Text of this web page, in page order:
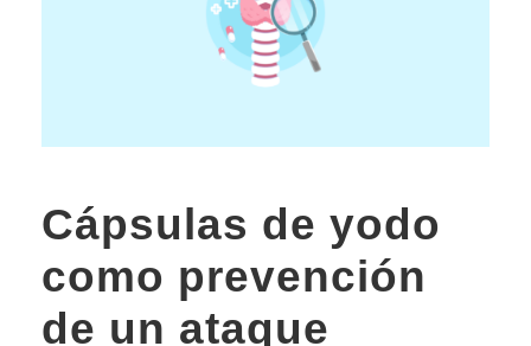
Cápsulas de yodo
como prevención
de un ataque